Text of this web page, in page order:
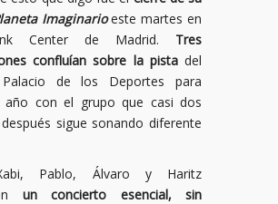
Imaginarioeste martes en
Center de Madrid. Tres
confluían sobre la pistadel
de los Deportes para
año con el grupo que casi dos
sigue sonando diferente
Pablo, Álvaro y Haritz
un concierto esencial, sin